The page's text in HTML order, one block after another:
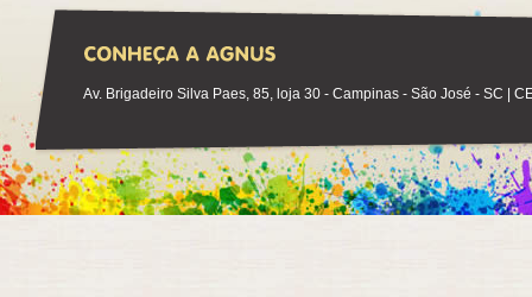
Av. Brigadeiro Silva Paes, 85, loja 30 - Campinas - São José - SC |